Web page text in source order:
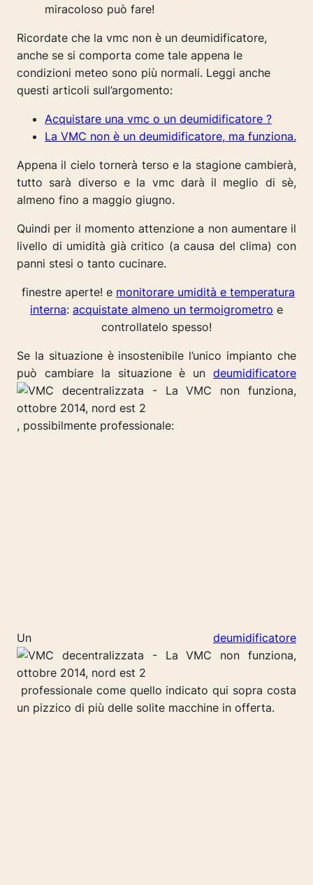
miracoloso può fare!
Ricordate che la vmc non è un deumidificatore,
anche se si comporta come tale appena le
condizioni meteo sono più normali. Leggi anche
questi articoli sull’argomento:
Acquistare una vmc o un deumidificatore ?
La VMC non è un deumidificatore, ma funziona.
Appena il cielo tornerà terso e la stagione cambierà,
tutto sarà diverso e la vmc darà il meglio di sè,
almeno fino a maggio giugno.
Quindi per il momento attenzione a non aumentare il
livello di umidità già critico (a causa del clima) con
panni stesi o tanto cucinare.
finestre aperte! e monitorare umidità e temperatura
interna: acquistate almeno un termoigrometro e
controllatelo spesso!
Se la situazione è insostenibile l’unico impianto che
può cambiare la situazione è un deumidificatore
, possibilmente professionale:
Un deumidificatore
professionale come quello indicato qui sopra costa
un pizzico di più delle solite macchine in offerta.